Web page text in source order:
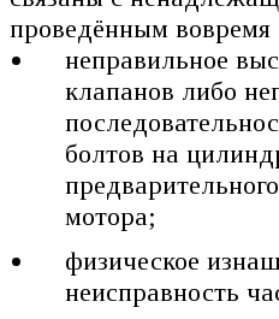
проведённым
неправильное
клапанов либо
болтов на
мотора;
физическое
неисправность